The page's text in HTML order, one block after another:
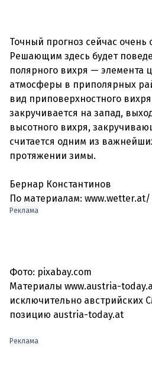
Точный прогноз сейчас очень
Решающим здесь будет
полярного вихря — элемента
атмосферы в приполярных
вид приповерхностного
закручивается на запад,
высотного вихря,
считается одним из
протяжении зимы.
Бернар Константинов
По материалам: www.wetter.at/
Реклама
Фото: pixabay.com
Материалы www.austria-
исключительно австрийских
позицию austria-today.at
Реклама